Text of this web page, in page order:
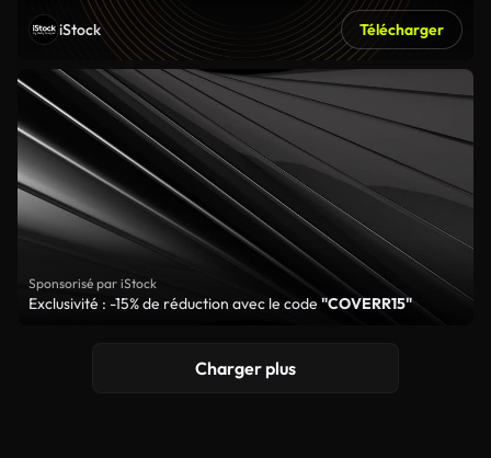
iStock Télécharger
Sponsorisé par iStock
Exclusivité : -15% de réduction avec le code "COVERR15"
Charger plus